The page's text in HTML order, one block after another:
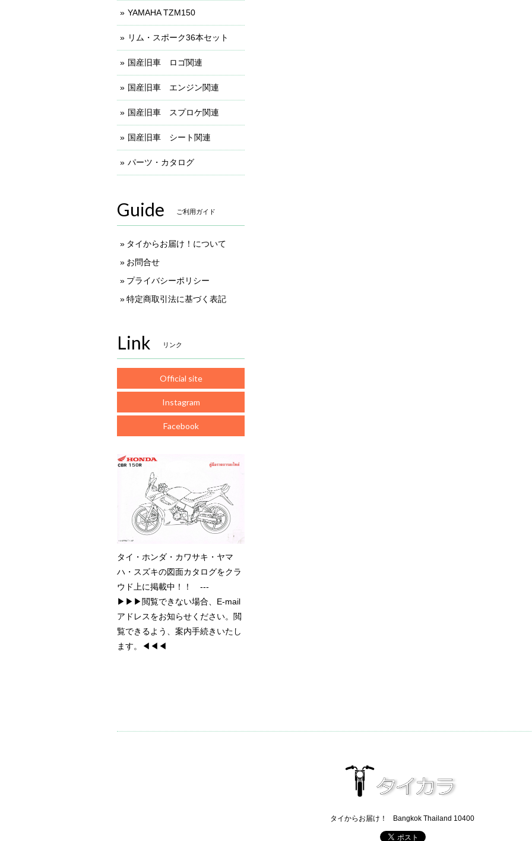
YAMAHA TZM150
リム・スポーク36本セット
国産旧車 ロゴ関連
国産旧車 エンジン関連
国産旧車 スプロケ関連
国産旧車 シート関連
パーツ・カタログ
Guide ご利用ガイド
タイからお届け！について
お問合せ
プライバシーポリシー
特定商取引法に基づく表記
Link リンク
Official site
Instagram
Facebook
タイ・ホンダ・カワサキ・ヤマ
ハ・スズキの図面カタログをクラ
ウド上に掲載中！！ ---
▶▶▶閲覧できない場合、E-mail
アドレスをお知らせください。閲
覧できるよう、案内手続きいたし
ます。◀◀◀
タイからお届け！ Bangkok Thailand 10400